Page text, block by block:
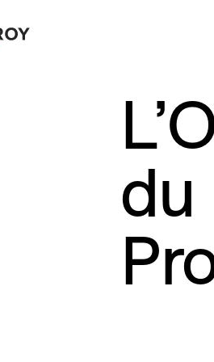
du